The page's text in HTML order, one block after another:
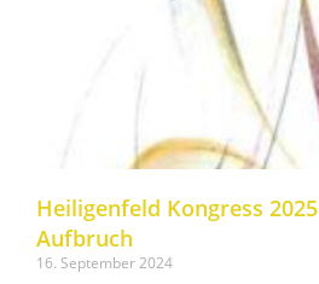
Heiligenfeld Kongress
Aufbruch
16. September 2024